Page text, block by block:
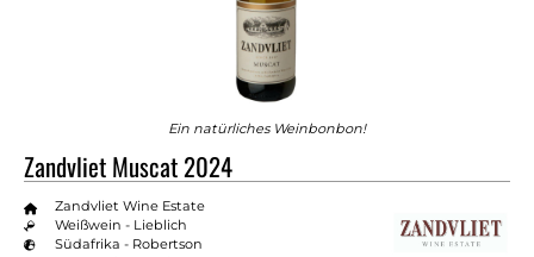
Ein natürliches Weinbonbon!
Zandvliet Muscat 2024
Zandvliet Wine Estate
Weißwein - Lieblich
Südafrika - Robertson